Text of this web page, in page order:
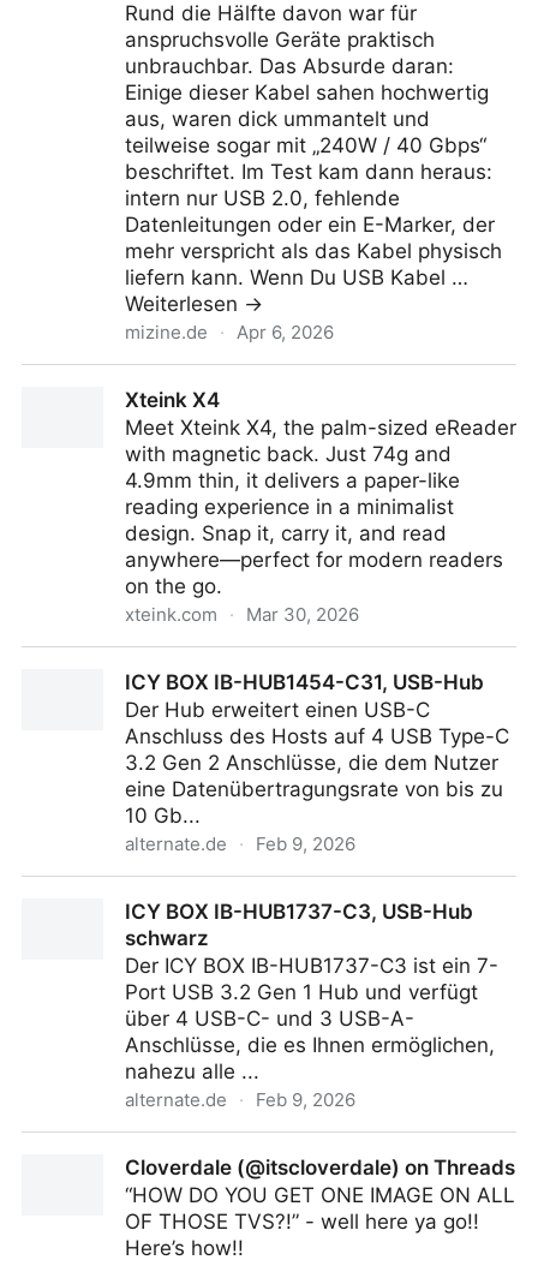
Rund die Hälfte davon war für
anspruchsvolle Geräte praktisch
unbrauchbar. Das Absurde daran:
Einige dieser Kabel sahen hochwertig
aus, waren dick ummantelt und
teilweise sogar mit „240W / 40 Gbps“
beschriftet. Im Test kam dann heraus:
intern nur USB 2.0, fehlende
Datenleitungen oder ein E-Marker, der
mehr verspricht als das Kabel physisch
liefern kann. Wenn Du USB Kabel …
Weiterlesen →
mizine.de · Apr 6, 2026
Xteink X4
Meet Xteink X4, the palm-sized eReader
with magnetic back. Just 74g and
4.9mm thin, it delivers a paper-like
reading experience in a minimalist
design. Snap it, carry it, and read
anywhere—perfect for modern readers
on the go.
xteink.com · Mar 30, 2026
ICY BOX IB-HUB1454-C31, USB-Hub
Der Hub erweitert einen USB-C
Anschluss des Hosts auf 4 USB Type-C
3.2 Gen 2 Anschlüsse, die dem Nutzer
eine Datenübertragungsrate von bis zu
10 Gb...
alternate.de · Feb 9, 2026
ICY BOX IB-HUB1737-C3, USB-Hub
schwarz
Der ICY BOX IB-HUB1737-C3 ist ein 7-
Port USB 3.2 Gen 1 Hub und verfügt
über 4 USB-C- und 3 USB-A-
Anschlüsse, die es Ihnen ermöglichen,
nahezu alle ...
alternate.de · Feb 9, 2026
Cloverdale (@itscloverdale) on Threads
“HOW DO YOU GET ONE IMAGE ON ALL
OF THOSE TVS?!” - well here ya go!!
Here’s how!!